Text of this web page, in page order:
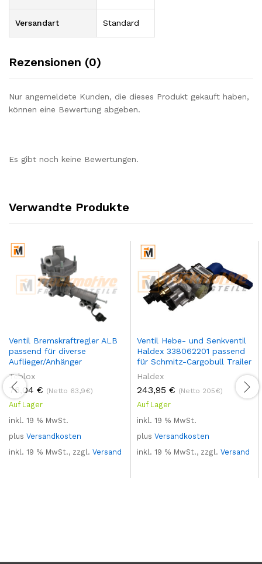
Versandart Standard
Rezensionen (0)
Nur angemeldete Kunden, die dieses Produkt gekauft haben,
können eine Bewertung abgeben.
Es gibt noch keine Bewertungen.
Verwandte Produkte
Ventil Bremskraftregler ALB
passend für diverse
Auflieger/Anhänger
Teblox
76,04 € (Netto 63,9€)
Auf Lager
inkl. 19 % MwSt.
plus Versandkosten
inkl. 19 % MwSt., zzgl. Versand
Ventil Hebe- und Senkventil
Haldex 338062201 passend
für Schmitz-Cargobull Trailer
Haldex
243,95 € (Netto 205€)
Auf Lager
inkl. 19 % MwSt.
plus Versandkosten
inkl. 19 % MwSt., zzgl. Versand